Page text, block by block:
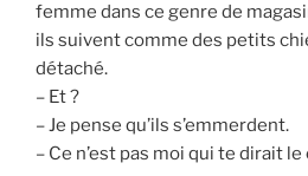
femme dans ce genre de
ils suivent comme des petits
détaché.
– Et ?
– Je pense qu’ils s’emmerdent.
– Ce n’est pas moi qui te dirait